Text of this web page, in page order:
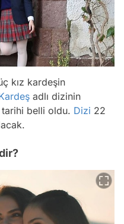
kız kardeşin
adlı dizinin
tarihi belli oldu. Dizi 22